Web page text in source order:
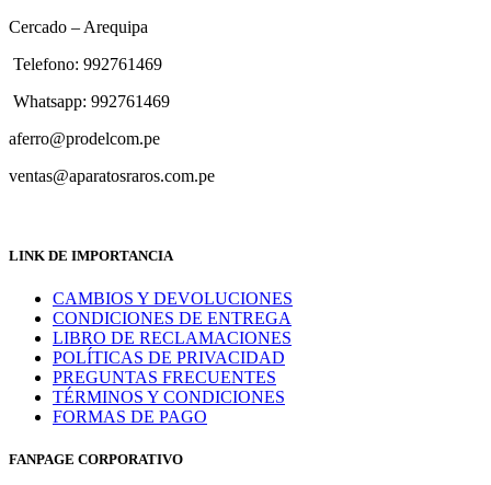
Cercado – Arequipa
Telefono: 992761469
Whatsapp: 992761469
aferro@prodelcom.pe
ventas@aparatosraros.com.pe
LINK DE IMPORTANCIA
CAMBIOS Y DEVOLUCIONES
CONDICIONES DE ENTREGA
LIBRO DE RECLAMACIONES
POLÍTICAS DE PRIVACIDAD
PREGUNTAS FRECUENTES
TÉRMINOS Y CONDICIONES
FORMAS DE PAGO
FANPAGE CORPORATIVO